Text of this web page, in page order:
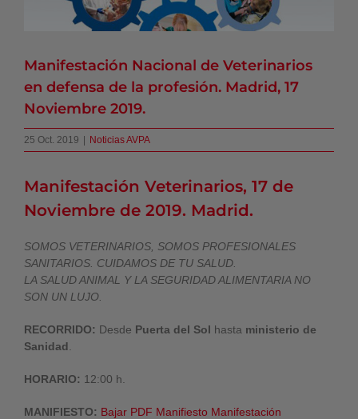
Manifestación Nacional de Veterinarios
en defensa de la profesión. Madrid, 17
Noviembre 2019.
25 Oct. 2019 | Noticias AVPA
Manifestación Veterinarios, 17 de
Noviembre de 2019. Madrid.
SOMOS VETERINARIOS, SOMOS PROFESIONALES
SANITARIOS. CUIDAMOS DE TU SALUD.
LA SALUD ANIMAL Y LA SEGURIDAD ALIMENTARIA NO
SON UN LUJO.
RECORRIDO: Desde Puerta del Sol hasta ministerio de
Sanidad
HORARIO: 12:00 h.
MANIFIESTO: Bajar PDF Manifiesto Manifestación